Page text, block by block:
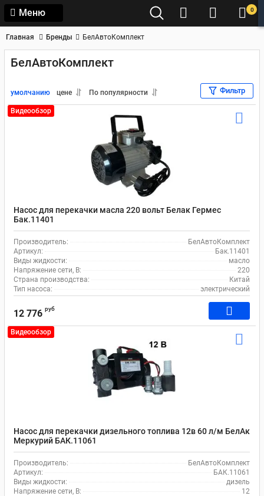
Меню 0
Главная Бренды БелАвтоКомплект
БелАвтоКомплект
умолчанию цене По популярности Фильтр
Видеообзор
Насос для перекачки масла 220 вольт Белак Гермес
Бак.11401
Производитель:
БелАвтоКомплект
Артикул:
Бак.11401
Виды жидкости:
масло
Напряжение сети, В:
220
Страна производства:
Китай
Тип насоса:
электрический
12 776 руб
Видеообзор
Насос для перекачки дизельного топлива 12в 60 л/м БелАк
Меркурий БАК.11061
Производитель:
БелАвтоКомплект
Артикул:
БАК.11061
Виды жидкости:
дизель
Напряжение сети, В:
12